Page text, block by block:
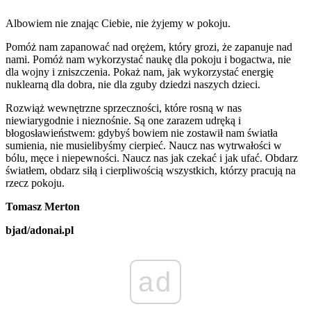
Albowiem nie znając Ciebie, nie żyjemy w pokoju.
Pomóż nam zapanować nad orężem, który grozi, że zapanuje nad
nami. Pomóż nam wykorzystać naukę dla pokoju i bogactwa, nie
dla wojny i zniszczenia. Pokaż nam, jak wykorzystać energię
nuklearną dla dobra, nie dla zguby dziedzi naszych dzieci.
Rozwiąż wewnętrzne sprzeczności, które rosną w nas
niewiarygodnie i nieznośnie. Są one zarazem udręką i
błogosławieństwem: gdybyś bowiem nie zostawił nam światła
sumienia, nie musielibyśmy cierpieć. Naucz nas wytrwałości w
bólu, męce i niepewności. Naucz nas jak czekać i jak ufać. Obdarz
światłem, obdarz siłą i cierpliwością wszystkich, którzy pracują na
rzecz pokoju.
Tomasz Merton
bjad/adonai.pl
ad